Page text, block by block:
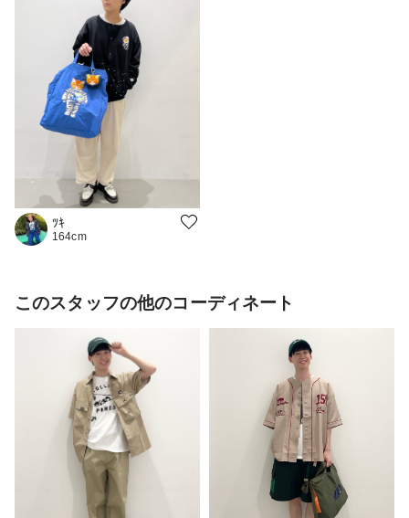
ﾂｷ
164cm
このスタッフの他のコーディネート